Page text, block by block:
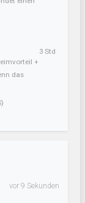
+
das
3 Std
vor 9 Sekunden